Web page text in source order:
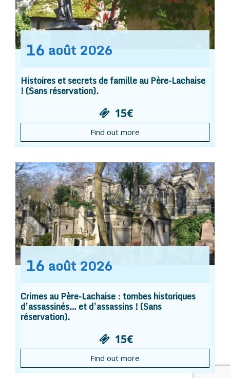
16 août 2026
Histoires et secrets de famille au Père-Lachaise
! (Sans réservation).
15€
Find out more
16 août 2026
Crimes au Père-Lachaise : tombes historiques
d’assassinés… et d’assassins ! (Sans
réservation).
15€
Find out more